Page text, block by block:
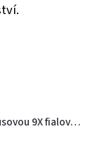
INSAN Přírodní mýdlo s bambusovou 9X fialovou solí, 100 g